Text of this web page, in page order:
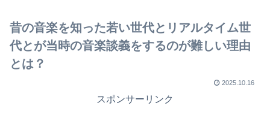
昔の音楽を知った若い世代とリアルタイム世
代とが当時の音楽談義をするのが難しい理由
とは？
2025.10.16
スポンサーリンク